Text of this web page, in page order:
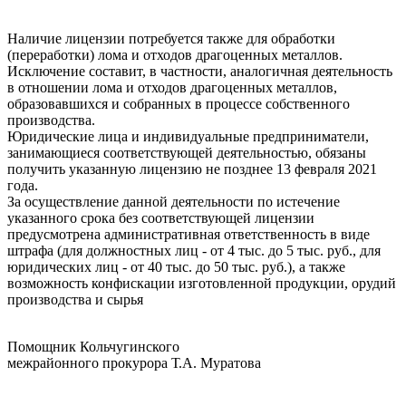
Наличие лицензии потребуется также для обработки
(переработки) лома и отходов драгоценных металлов.
Исключение составит, в частности, аналогичная деятельность
в отношении лома и отходов драгоценных металлов,
образовавшихся и собранных в процессе собственного
производства.
Юридические лица и индивидуальные предприниматели,
занимающиеся соответствующей деятельностью, обязаны
получить указанную лицензию не позднее 13 февраля 2021
года.
За осуществление данной деятельности по истечение
указанного срока без соответствующей лицензии
предусмотрена административная ответственность в виде
штрафа (для должностных лиц - от 4 тыс. до 5 тыс. руб., для
юридических лиц - от 40 тыс. до 50 тыс. руб.), а также
возможность конфискации изготовленной продукции, орудий
производства и сырья
Помощник Кольчугинского
межрайонного прокурора Т.А. Муратова